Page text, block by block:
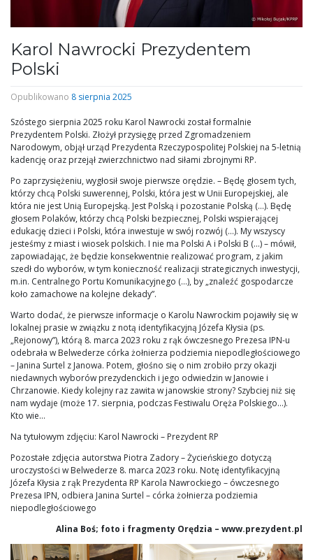
Karol Nawrocki Prezydentem
Polski
Opublikowano 8 sierpnia 2025
Szóstego sierpnia 2025 roku Karol Nawrocki został formalnie
Prezydentem Polski. Złożył przysięgę przed Zgromadzeniem
Narodowym, objął urząd Prezydenta Rzeczypospolitej Polskiej na 5-letnią
kadencję oraz przejął zwierzchnictwo nad siłami zbrojnymi RP.
Po zaprzysiężeniu, wygłosił swoje pierwsze orędzie. – Będę głosem tych,
którzy chcą Polski suwerennej, Polski, która jest w Unii Europejskiej, ale
która nie jest Unią Europejską. Jest Polską i pozostanie Polską (…). Będę
głosem Polaków, którzy chcą Polski bezpiecznej, Polski wspierającej
edukację dzieci i Polski, która inwestuje w swój rozwój (…). My wszyscy
jesteśmy z miast i wiosek polskich. I nie ma Polski A i Polski B (…) – mówił,
zapowiadając, że będzie konsekwentnie realizować program, z jakim
szedł do wyborów, w tym konieczność realizacji strategicznych inwestycji,
m.in. Centralnego Portu Komunikacyjnego (…), by „znaleźć gospodarcze
koło zamachowe na kolejne dekady”.
Warto dodać, że pierwsze informacje o Karolu Nawrockim pojawiły się w
lokalnej prasie w związku z notą identyfikacyjną Józefa Kłysia (ps.
„Rejonowy”), którą 8. marca 2023 roku z rąk ówczesnego Prezesa IPN-u
odebrała w Belwederze córka żołnierza podziemia niepodległościowego
– Janina Surtel z Janowa. Potem, głośno się o nim zrobiło przy okazji
niedawnych wyborów prezydenckich i jego odwiedzin w Janowie i
Chrzanowie. Kiedy kolejny raz zawita w janowskie strony? Szybciej niż się
nam wydaje (może 17. sierpnia, podczas Festiwalu Oręża Polskiego…).
Kto wie…
Na tytułowym zdjęciu: Karol Nawrocki – Prezydent RP
Pozostałe zdjęcia autorstwa Piotra Zadory – Życieńskiego dotyczą
uroczystości w Belwederze 8. marca 2023 roku. Notę identyfikacyjną
Józefa Kłysia z rąk Prezydenta RP Karola Nawrockiego – ówczesnego
Prezesa IPN, odbiera Janina Surtel – córka żołnierza podziemia
niepodległościowego
Alina Boś; foto i fragmenty Orędzia – www.prezydent.pl